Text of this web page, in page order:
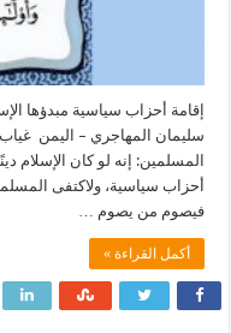
سليمان المهاجري – اليمن
المسلمين: إنه لو كان الإسلام
أحزاب سياسية، ولاكتفى
فيصوم من يصوم …
أكمل القراءة »